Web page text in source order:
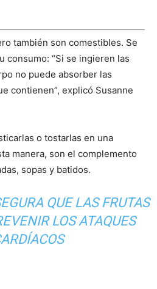
también son comestibles. Se
consumo: “Si se ingieren las
no puede absorber las
contienen”, explicó Susanne
o tostarlas en una
manera, son el complemento
sopas y batidos.
QUE LAS FRUTAS
LOS ATAQUES